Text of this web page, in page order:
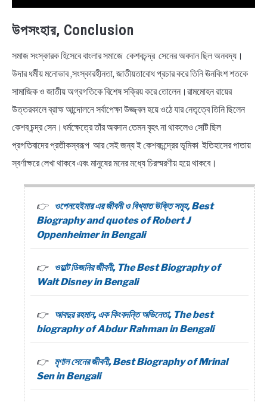
উপসংহার, Conclusion
সমাজ সংস্কারক হিসেবে বাংলার সমাজে কেশবচন্দ্র সেনের অবদান ছিল অনবদ্য।
উদার ধর্মীয় মনোভাব ,সংস্কারহীনতা, জাতীয়তাবোধ প্রচার করে তিনি ঊনবিংশ শতকে
সামাজিক ও জাতীয় অগ্রগতিকে বিশেষ সক্রিয় করে তোলেন।রামমোহন রায়ের
উত্তরকালে ব্রাহ্ম আন্দোলনে সর্বাপেক্ষা উজ্জ্বল হয়ে ওঠে যার নেতৃত্বে তিনি ছিলেন
কেশব চন্দ্র সেন।ধর্মক্ষেত্রে তাঁর অবদান তেমন বৃহৎ না থাকলেও সেটি ছিল
প্রগতিবাদের প্রতীকস্বরূপ আর সেই জন্য ই কেশবচন্দ্রের ভূমিকা ইতিহাসের পাতায়
স্বর্ণাক্ষরে লেখা থাকবে এবং মানুষের মনের মধ্যে চিরস্মরণীয় হয়ে থাকবে।
ওপেনহেইমার এর জীবনী ও বিখ্যাত উক্তি সমূহ, Best
Biography and quotes of Robert J
Oppenheimer in Bengali
ওয়াল্ট ডিজনির জীবনী, The Best Biography of
Walt Disney in Bengali
আবদুর রহমান, এক কিংবদন্তি অভিনেতা, The best
biography of Abdur Rahman in Bengali
মৃণাল সেনের জীবনী, Best Biography of Mrinal
Sen in Bengali